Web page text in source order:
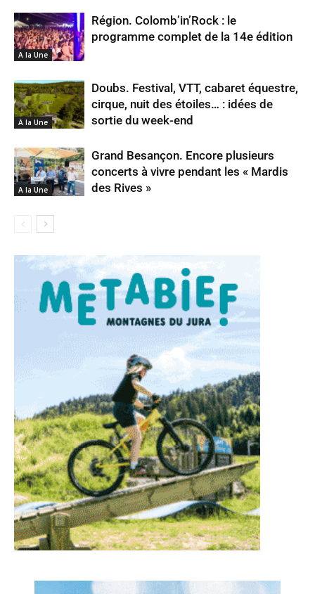
A la Une
Région. Colomb’in’Rock : le
programme complet de la 14e édition
A la Une
Doubs. Festival, VTT, cabaret équestre,
cirque, nuit des étoiles… : idées de
sortie du week-end
A la Une
Grand Besançon. Encore plusieurs
concerts à vivre pendant les « Mardis
des Rives »